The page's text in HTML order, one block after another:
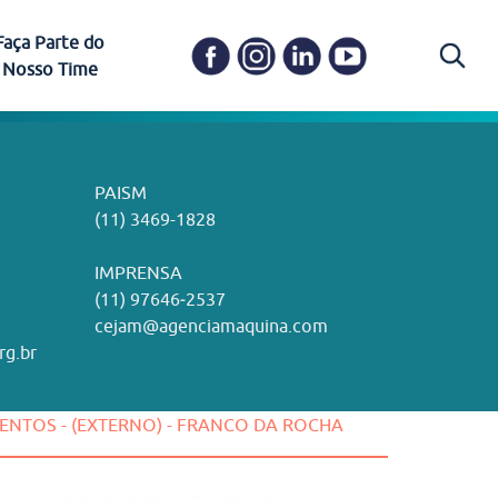
Humanizada Comitê de Ética em Pesquisa
Itapevi
Pariquera-Açu
Santos
em
social e
pelo CEJAM e
PAISM
(11) 3469-1828
IMPRENSA
(11) 97646‑2537
cejam@agenciamaquina.com
Parte do
Nosso Time
visão e valores?
- (EXTERNO) - FRANCO DA ROCHA